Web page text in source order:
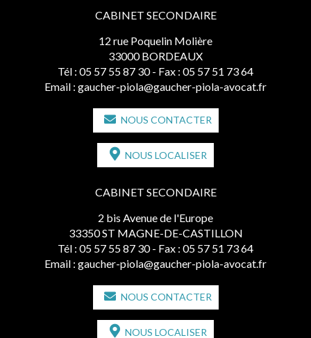
CABINET SECONDAIRE
12 rue Poquelin Molière
33000 BORDEAUX
Tél : 05 57 55 87 30 - Fax : 05 57 51 73 64
Email : gaucher-piola@gaucher-piola-avocat.fr
NOUS CONTACTER
NOUS LOCALISER
CABINET SECONDAIRE
2 bis Avenue de l'Europe
33350 ST MAGNE-DE-CASTILLON
Tél : 05 57 55 87 30 - Fax : 05 57 51 73 64
Email : gaucher-piola@gaucher-piola-avocat.fr
NOUS CONTACTER
NOUS LOCALISER